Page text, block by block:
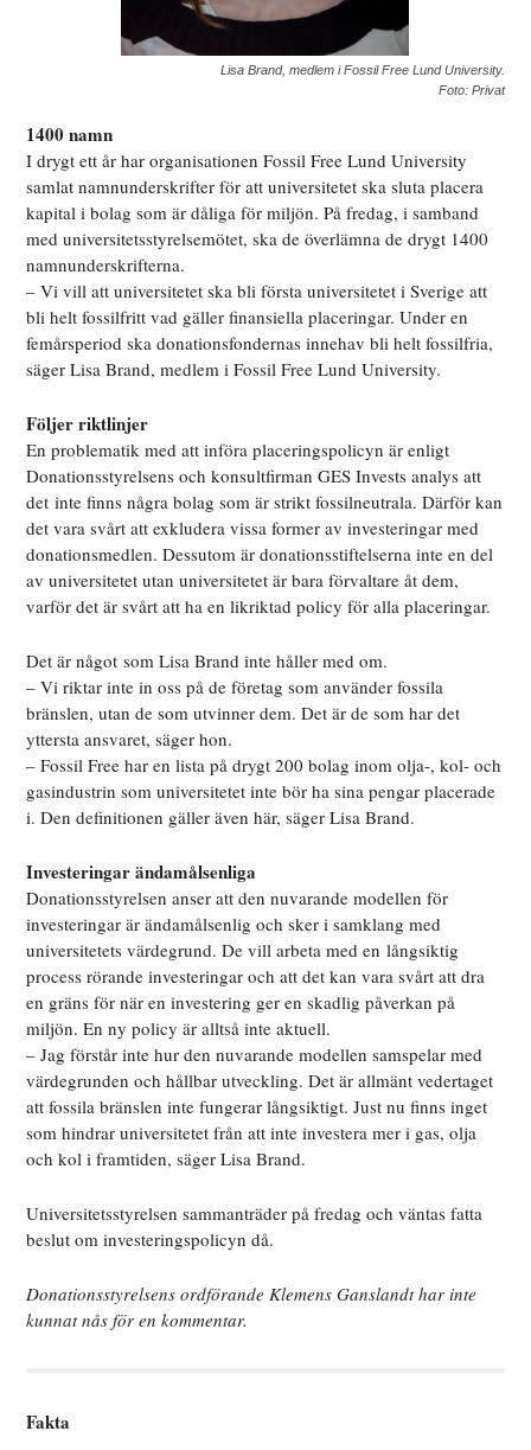
Lisa Brand, medlem i Fossil Free Lund University.
Foto: Privat
1400 namn
I drygt ett år har organisationen Fossil Free Lund University
samlat namnunderskrifter för att universitetet ska sluta placera
kapital i bolag som är dåliga för miljön. På fredag, i samband
med universitetsstyrelsemötet, ska de överlämna de drygt 1400
namnunderskrifterna.
– Vi vill att universitetet ska bli första universitetet i Sverige att
bli helt fossilfritt vad gäller finansiella placeringar. Under en
femårsperiod ska donationsfondernas innehav bli helt fossilfria,
säger Lisa Brand, medlem i Fossil Free Lund University.
Följer riktlinjer
En problematik med att införa placeringspolicyn är enligt
Donationsstyrelsens och konsultfirman GES Invests analys att
det inte finns några bolag som är strikt fossilneutrala. Därför kan
det vara svårt att exkludera vissa former av investeringar med
donationsmedlen. Dessutom är donationsstiftelserna inte en del
av universitetet utan universitetet är bara förvaltare åt dem,
varför det är svårt att ha en likriktad policy för alla placeringar.
Det är något som Lisa Brand inte håller med om.
– Vi riktar inte in oss på de företag som använder fossila
bränslen, utan de som utvinner dem. Det är de som har det
yttersta ansvaret, säger hon.
– Fossil Free har en lista på drygt 200 bolag inom olja-, kol- och
gasindustrin som universitetet inte bör ha sina pengar placerade
i. Den definitionen gäller även här, säger Lisa Brand.
Investeringar ändamålsenliga
Donationsstyrelsen anser att den nuvarande modellen för
investeringar är ändamålsenlig och sker i samklang med
universitetets värdegrund. De vill arbeta med en långsiktig
process rörande investeringar och att det kan vara svårt att dra
en gräns för när en investering ger en skadlig påverkan på
miljön. En ny policy är alltså inte aktuell.
– Jag förstår inte hur den nuvarande modellen samspelar med
värdegrunden och hållbar utveckling. Det är allmänt vedertaget
att fossila bränslen inte fungerar långsiktigt. Just nu finns inget
som hindrar universitetet från att inte investera mer i gas, olja
och kol i framtiden, säger Lisa Brand.
Universitetsstyrelsen sammanträder på fredag och väntas fatta
beslut om investeringspolicyn då.
Donationsstyrelsens ordförande Klemens Ganslandt har inte
kunnat nås för en kommentar.
Fakta